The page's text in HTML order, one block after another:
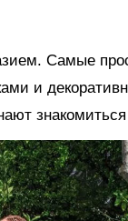
Самые
и